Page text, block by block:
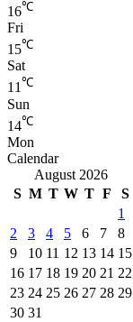
16℃
Fri
15℃
Sat
11℃
Sun
14℃
Mon
Calendar
August 2026
S M T W T F
S
1
2
3 4 5 6 7
8
9
10 11 12 13 14 15
16 17 18 19 20 21 22
23 24 25 26 27 28 29
30 31